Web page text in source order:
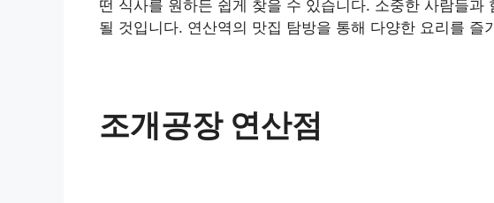
떤 식사를 원하든 쉽게 찾을 수 있습니다. 소중한 사람들과
될 것입니다. 연산역의 맛집 탐방을 통해 다양한 요리를 즐
조개공장 연산점